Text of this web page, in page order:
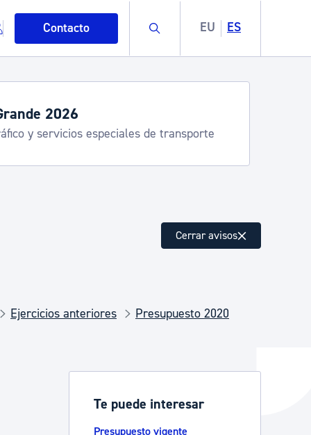
Contacto Buscar EU ES
y medioambiente
2026
y servicios especiales de transporte
Cerrar avisos
Ejercicios anteriores
Presupuesto 2020
Te puede interesar
Presupuesto vigente